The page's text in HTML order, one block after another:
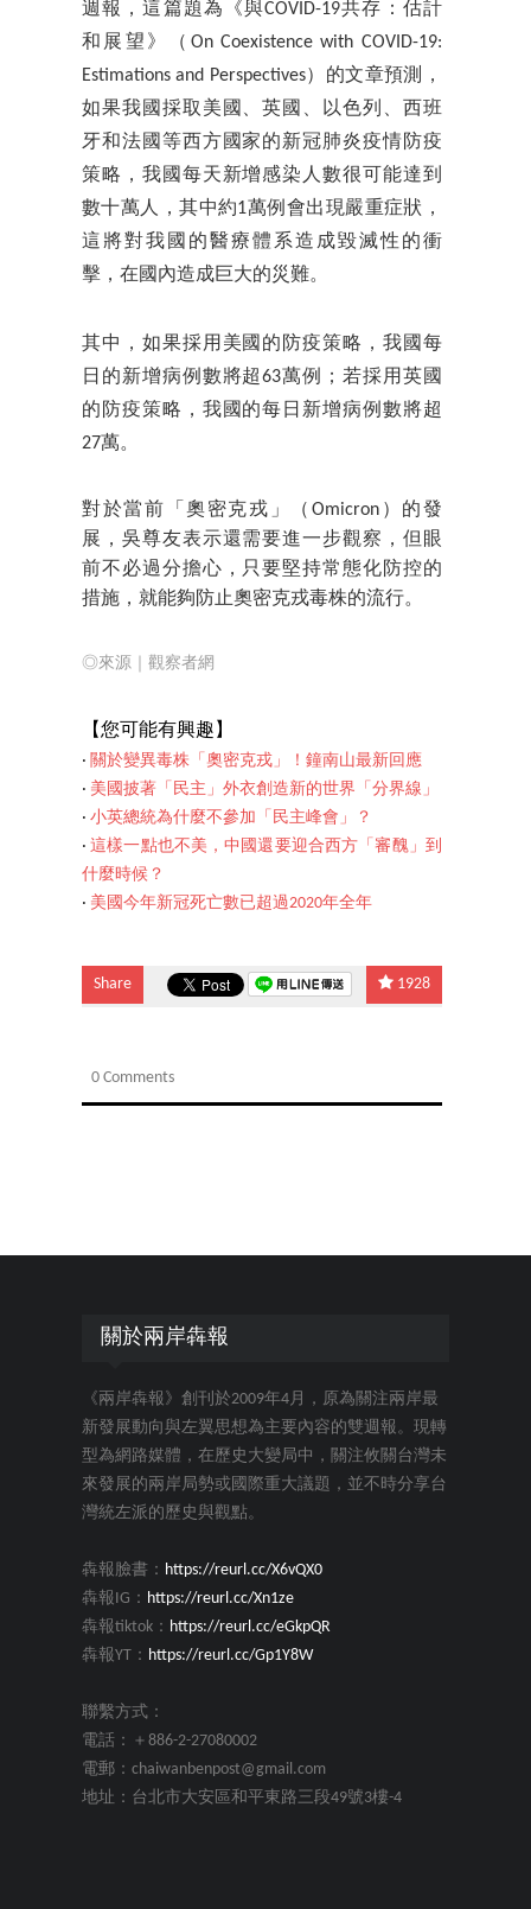
週報，這篇題為《與COVID-19共存：估計
和展望》（On Coexistence with COVID-19:
Estimations and Perspectives）的文章預測，
如果我國採取美國、英國、以色列、西班
牙和法國等西方國家的新冠肺炎疫情防疫
策略，我國每天新增感染人數很可能達到
數十萬人，其中約1萬例會出現嚴重症狀，
這將對我國的醫療體系造成毀滅性的衝
擊，在國內造成巨大的災難。
其中，如果採用美國的防疫策略，我國每
日的新增病例數將超63萬例；若採用英國
的防疫策略，我國的每日新增病例數將超
27萬。
對於當前「奧密克戎」（Omicron）的發
展，吳尊友表示還需要進一步觀察，但眼
前不必過分擔心，只要堅持常態化防控的
措施，就能夠防止奧密克戎毒株的流行。
◎來源｜觀察者網
【您可能有興趣】
‧ 關於變異毒株「奧密克戎」！鐘南山最新回應
‧ 美國披著「民主」外衣創造新的世界「分界線」
‧ 小英總統為什麼不參加「民主峰會」？
‧這樣一點也不美，中國還要迎合西方「審醜」到
什麼時候？
‧ 美國今年新冠死亡數已超過2020年全年
Share 1928
0 Comments
關於兩岸犇報
《兩岸犇報》創刊於2009年4月，原為關注兩岸最
新發展動向與左翼思想為主要內容的雙週報。現轉
型為網路媒體，在歷史大變局中，關注攸關台灣未
來發展的兩岸局勢或國際重大議題，並不時分享台
灣統左派的歷史與觀點。
犇報臉書： https://reurl.cc/X6vQX0
犇報IG： https://reurl.cc/Xn1ze
犇報tiktok： https://reurl.cc/eGkpQR
犇報YT： https://reurl.cc/Gp1Y8W
聯繫方式：
電話：＋886-2-27080002
電郵：chaiwanbenpost@gmail.com
地址：台北市大安區和平東路三段49號3樓-4